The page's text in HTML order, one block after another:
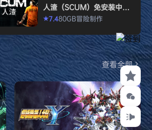
人渣（SCUM）免安装中文
版
★7.480GB冒险制作
查看全部